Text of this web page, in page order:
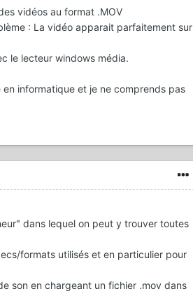
vidéos au format .MOV
: La vidéo apparait parfaitement sur
le lecteur windows média.
informatique et je ne comprends pas
dans lequel on peut y trouver toutes
formats utilisés et en particulier pour
son en chargeant un fichier .mov dans